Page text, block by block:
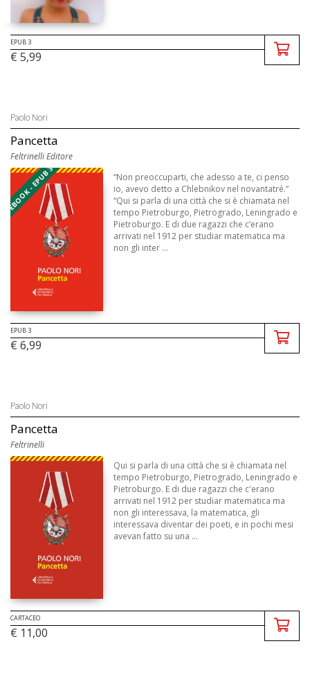
EPUB 3
€ 5,99
Paolo Nori
Pancetta
Feltrinelli Editore
EBOOK - EPUB 3
“Non preoccuparti, che adesso a te, ci penso
io, avevo detto a Chlebnikov nel novantatré.”
“Qui si parla di una città che si è chiamata nel
tempo Pietroburgo, Pietrogrado, Leningrado e
Pietroburgo. E di due ragazzi che c’erano
arrivati nel 1912 per studiar matematica ma
non gli inter ...
EPUB 3
€ 6,99
Paolo Nori
Pancetta
Feltrinelli
Qui si parla di una città che si è chiamata nel
tempo Pietroburgo, Pietrogrado, Leningrado e
Pietroburgo. E di due ragazzi che c'erano
arrivati nel 1912 per studiar matematica ma
non gli interessava, la matematica, gli
interessava diventar dei poeti, e in pochi mesi
avevan fatto su una ...
CARTACEO
€ 11,00